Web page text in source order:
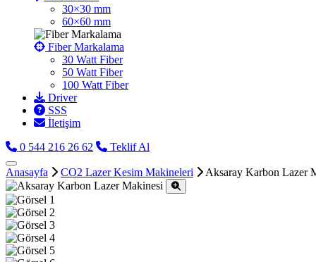
30×30 mm
60×60 mm
Fiber Markalama
30 Watt Fiber
50 Watt Fiber
100 Watt Fiber
Driver
SSS
İletişim
0 544 216 26 62
Teklif Al
Anasayfa CO2 Lazer Kesim Makineleri Aksaray Karbon Lazer